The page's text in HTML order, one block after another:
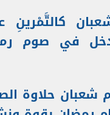
كالتَّمْرينِ
في صوم
شعبان حلاوة